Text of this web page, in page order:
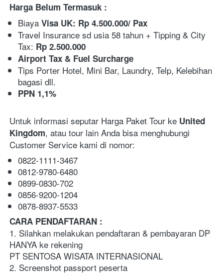
Harga Belum Termasuk :
Biaya Visa UK: Rp 4.500.000/ Pax
Travel Insurance sd usia 58 tahun + Tipping & City
Tax: Rp 2.500.000
Airport Tax & Fuel Surcharge
Tips Porter Hotel, Mini Bar, Laundry, Telp, Kelebihan
bagasi dll.
PPN 1,1%
Untuk informasi seputar Harga Paket Tour ke United
Kingdom, atau tour lain Anda bisa menghubungi
Customer Service kami di nomor:
0822-1111-3467
0812-9780-6480
0899-0830-702
0856-9200-1204
0878-8937-5533
CARA PENDAFTARAN :
1. Silahkan melakukan pendaftaran & pembayaran DP
HANYA ke rekening
PT SENTOSA WISATA INTERNASIONAL
2. Screenshot passport peserta